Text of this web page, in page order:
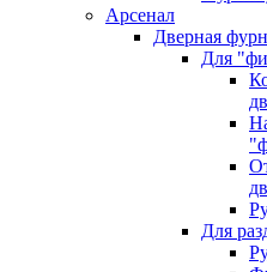
Арсенал
Дверная
Для
Для